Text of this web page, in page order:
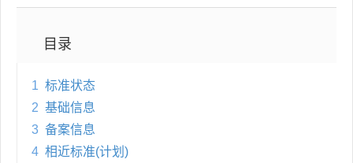
目录
1 标准状态
2 基础信息
3 备案信息
4 相近标准(计划)